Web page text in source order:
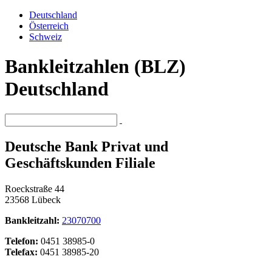
Deutschland
Österreich
Schweiz
Bankleitzahlen (BLZ)
Deutschland
Deutsche Bank Privat und
Geschäftskunden Filiale
Roeckstraße 44
23568 Lübeck
Bankleitzahl: 23070700
Telefon: 0451 38985-0
Telefax: 0451 38985-20